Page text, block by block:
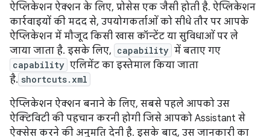
ऐप्लिकेशन ऐक्शन के लिए, प्रोसेस एक जैसी होती है. ऐप्लिकेशन
कार्रवाइयों की मदद से, उपयोगकर्ताओं को सीधे तौर पर आपके
ऐप्लिकेशन में मौजूद किसी खास कॉन्टेंट या सुविधाओं पर ले
जाया जाता है. इसके लिए, capability में बताए गए
capability एलिमेंट का इस्तेमाल किया जाता
है. shortcuts.xml
ऐप्लिकेशन ऐक्शन बनाने के लिए, सबसे पहले आपको उस
ऐक्टिविटी की पहचान करनी होगी जिसे आपको Assistant से
ऐक्सेस करने की अनुमति देनी है. इसके बाद, उस जानकारी का